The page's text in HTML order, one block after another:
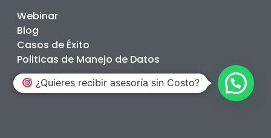
Webinar
Blog
Casos de Éxito
Politicas de Manejo de Datos
¿Quieres recibir asesoría sin Costo?